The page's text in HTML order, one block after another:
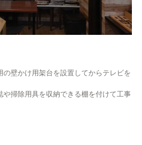
の壁かけ用架台を設置してからテレビを
や掃除用具を収納できる棚を付けて工事